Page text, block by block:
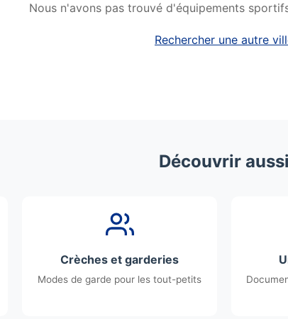
Nous n'avons pas trouvé d'équipements
Rechercher une autre
Découvrir aussi
Crèches et garderies
Modes de garde pour les tout-petits